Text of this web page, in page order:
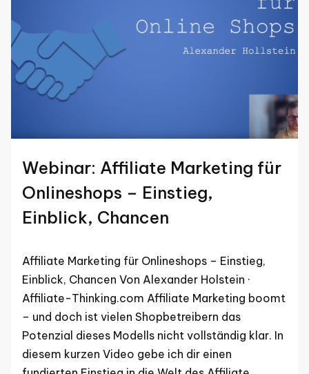
Webinar: Affiliate Marketing für
Onlineshops – Einstieg,
Einblick, Chancen
Affiliate Marketing für Onlineshops – Einstieg,
Einblick, Chancen Von Alexander Holstein ·
Affiliate-Thinking.com Affiliate Marketing boomt
– und doch ist vielen Shopbetreibern das
Potenzial dieses Modells nicht vollständig klar. In
diesem kurzen Video gebe ich dir einen